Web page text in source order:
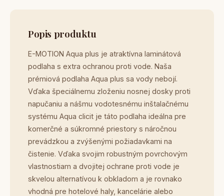
Popis produktu
E-MOTION Aqua plus je atraktívna laminátová
podlaha s extra ochranou proti vode. Naša
prémiová podlaha Aqua plus sa vody nebojí.
Vďaka špeciálnemu zloženiu nosnej dosky proti
napučaniu a nášmu vodotesnému inštalačnému
systému Aqua clicit je táto podlaha ideálna pre
komerčné a súkromné priestory s náročnou
prevádzkou a zvýšenými požiadavkami na
čistenie. Vďaka svojim robustným povrchovým
vlastnostiam a dvojitej ochrane proti vode je
skvelou alternatívou k obkladom a je rovnako
vhodná pre hotelové haly, kancelárie alebo